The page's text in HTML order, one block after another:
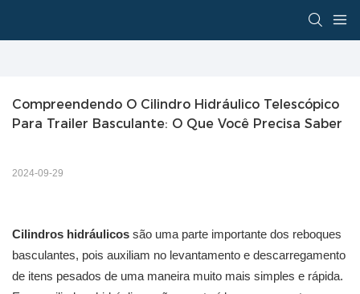
Compreendendo O Cilindro Hidráulico Telescópico
Para Trailer Basculante: O Que Você Precisa Saber
2024-09-29
Cilindros hidráulicos são uma parte importante dos reboques
basculantes, pois auxiliam no levantamento e descarregamento
de itens pesados ​​de uma maneira muito mais simples e rápida.